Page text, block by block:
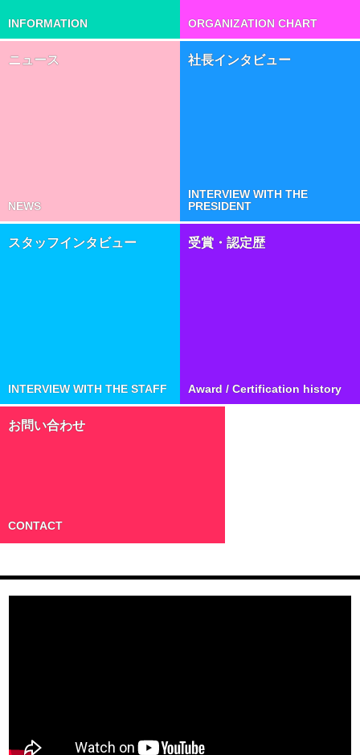
INFORMATION ORGANIZATION CHART
ニュース
NEWS
社長インタビュー
INTERVIEW WITH THE
PRESIDENT
スタッフインタビュー
INTERVIEW WITH THE STAFF
受賞・認定歴
Award / Certification history
お問い合わせ
CONTACT